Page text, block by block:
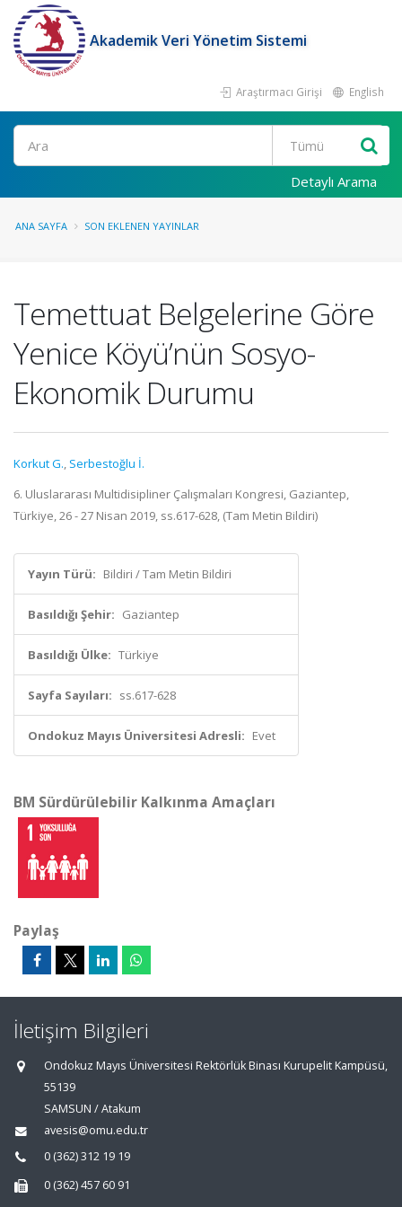
Akademik Veri Yönetim Sistemi
Araştırmacı Girişi English
Ara
Detaylı Arama
ANA SAYFA SON EKLENEN YAYINLAR
Temettuat Belgelerine Göre
Yenice Köyü’nün Sosyo-
Ekonomik Durumu
Korkut G., Serbestoğlu İ.
6. Uluslararası Multidisipliner Çalışmaları Kongresi, Gaziantep,
Türkiye, 26 - 27 Nisan 2019, ss.617-628, (Tam Metin Bildiri)
Yayın Türü: Bildiri / Tam Metin Bildiri
Basıldığı Şehir: Gaziantep
Basıldığı Ülke: Türkiye
Sayfa Sayıları: ss.617-628
Ondokuz Mayıs Üniversitesi Adresli: Evet
BM Sürdürülebilir Kalkınma Amaçları
Paylaş
İletişim Bilgileri
Ondokuz Mayıs Üniversitesi Rektörlük Binası Kurupelit Kampüsü,
55139
SAMSUN / Atakum
avesis@omu.edu.tr
0 (362) 312 19 19
0 (362) 457 60 91